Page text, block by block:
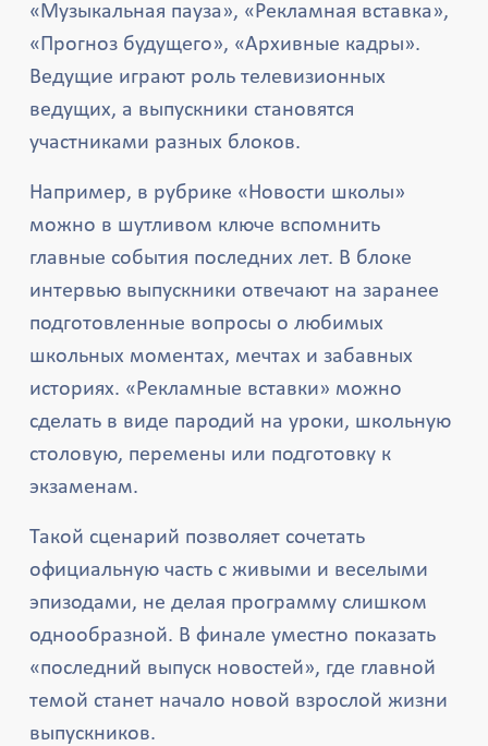
«Музыкальная пауза», «Рекламная вставка»,
«Прогноз будущего», «Архивные кадры».
Ведущие играют роль телевизионных
ведущих, а выпускники становятся
участниками разных блоков.
Например, в рубрике «Новости школы»
можно в шутливом ключе вспомнить
главные события последних лет. В блоке
интервью выпускники отвечают на заранее
подготовленные вопросы о любимых
школьных моментах, мечтах и забавных
историях. «Рекламные вставки» можно
сделать в виде пародий на уроки, школьную
столовую, перемены или подготовку к
экзаменам.
Такой сценарий позволяет сочетать
официальную часть с живыми и веселыми
эпизодами, не делая программу слишком
однообразной. В финале уместно показать
«последний выпуск новостей», где главной
темой станет начало новой взрослой жизни
выпускников.